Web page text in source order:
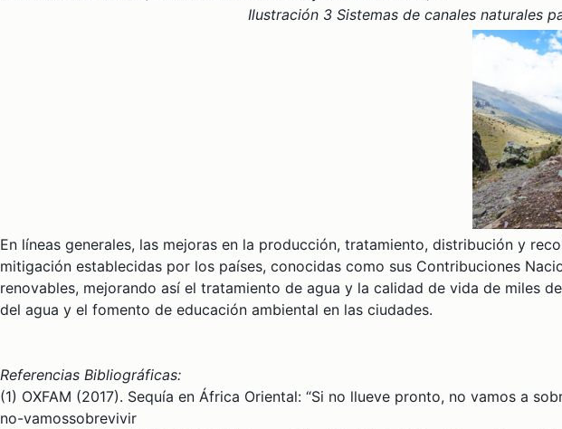
Ilustración 3 Sistemas de canales naturales
En líneas generales, las mejoras en la producción, tratamiento, distribución y
mitigación establecidas por los países, conocidas como sus Contribuciones
renovables, mejorando así el tratamiento de agua y la calidad de vida de miles
del agua y el fomento de educación ambiental en las ciudades.
Referencias Bibliográficas:
(1) OXFAM (2017). Sequía en África Oriental: “Si no llueve pronto, no vamos a
no-vamossobrevivir